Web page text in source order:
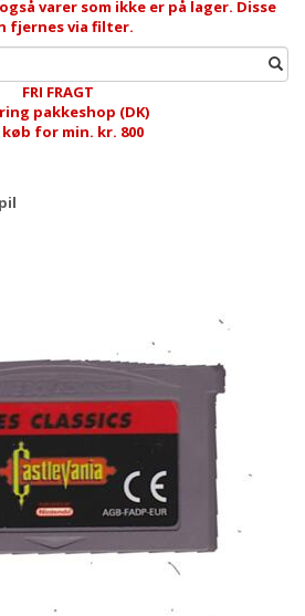
varer som ikke er på lager. Disse
fjernes via filter.
FRI FRAGT
pakkeshop (DK)
for min. kr. 800